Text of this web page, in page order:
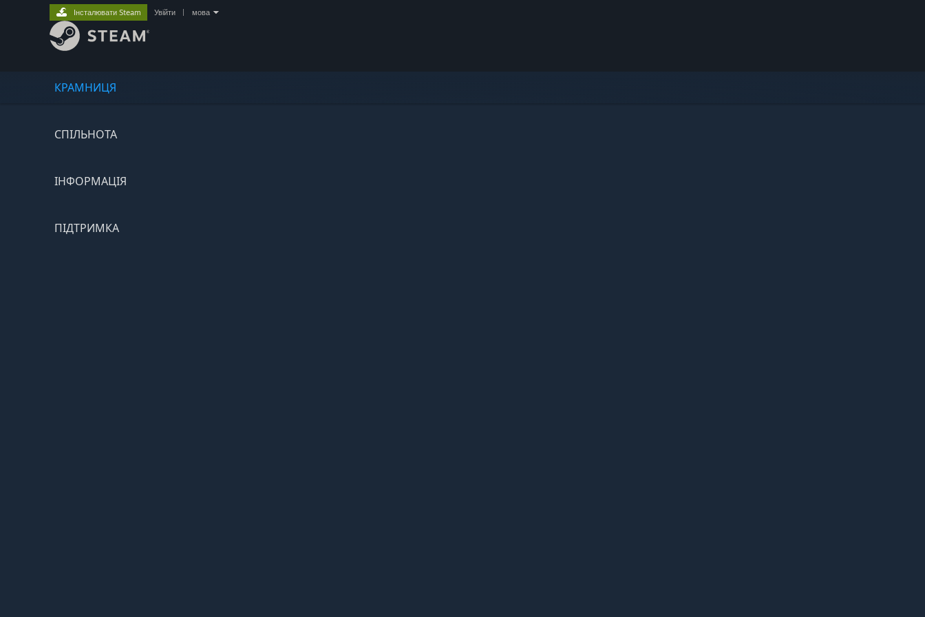
КРАМНИЦЯ
СПІЛЬНОТА
ІНФОРМАЦІЯ
ПІДТРИМКА
Інсталювати Steam Увійти мова